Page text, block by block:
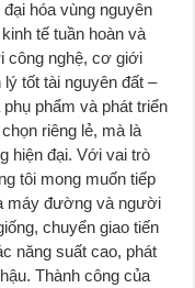
hóa vùng nguyên
tế tuần hoàn và
công nghệ, cơ giới
tốt tài nguyên đất –
phẩm và phát triển
riêng lẻ, mà là
hiện đại. Với vai trò
tôi mong muốn tiếp
máy đường và người
chuyển giao tiến
năng suất cao, phát
Thành công của